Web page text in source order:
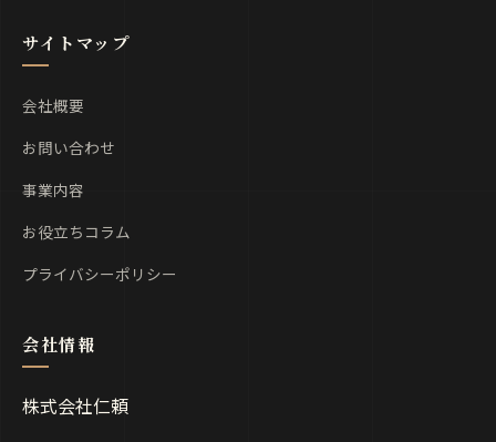
サイトマップ
会社概要
お問い合わせ
事業内容
お役立ちコラム
プライバシーポリシー
株式会社仁頼